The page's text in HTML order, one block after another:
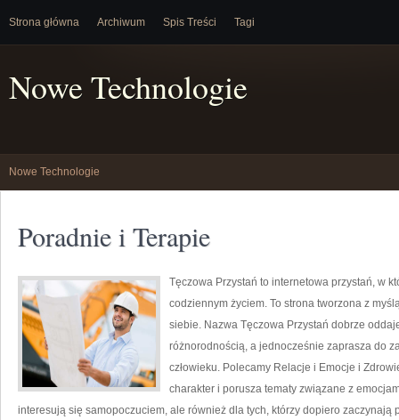
Strona główna Archiwum Spis Treści Tagi
Nowe Technologie
Nowe Technologie
Poradnie i Terapie
Tęczowa Przystań to internetowa przystań, w
codziennym życiem. To strona tworzona z
siebie. Nazwa Tęczowa Przystań dobrze
różnorodnością, a jednocześnie zaprasza do
człowieku. Polecamy Relacje i Emocje i
charakter i porusza tematy związane z
interesują się samopoczuciem, ale również dla tych, którzy dopiero zaczynają